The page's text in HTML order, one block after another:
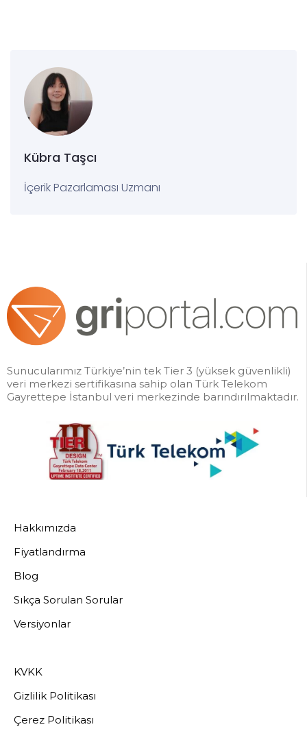
Kübra Taşcı
İçerik Pazarlaması Uzmanı
Sunucularımız Türkiye’nin tek Tier 3 (yüksek güvenlikli)
veri merkezi sertifikasına sahip olan Türk Telekom
Gayrettepe İstanbul veri merkezinde barındırılmaktadır.
Hakkımızda
Fiyatlandırma
Blog
Sıkça Sorulan Sorular
Versiyonlar
KVKK
Gizlilik Politikası
Çerez Politikası